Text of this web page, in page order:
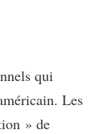
qui
Les
» de